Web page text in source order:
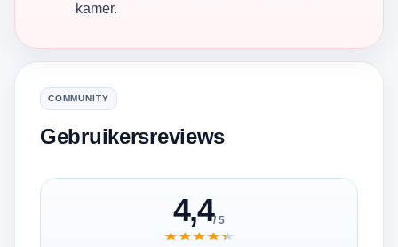
kamer.
COMMUNITY
Gebruikersreviews
4,4/ 5
★★★★★
★★★★★